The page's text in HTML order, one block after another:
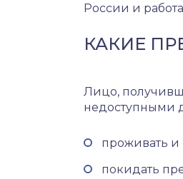
России и
КАКИЕ
Лицо,
недоступными
проживать и
покидать